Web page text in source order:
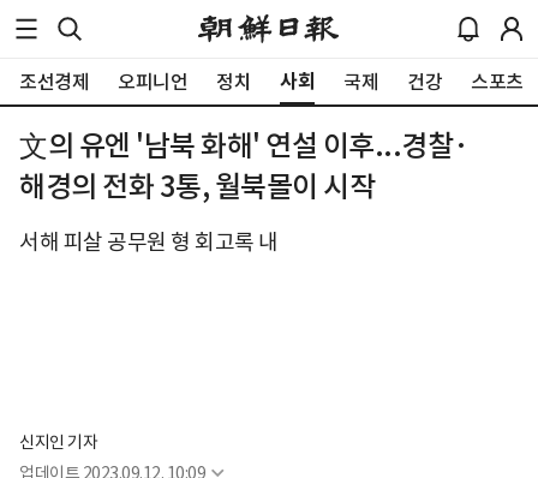
조선경제 오피니언 정치 사회 국제 건강 스포츠
文의 유엔 '남북 화해' 연설 이후...경찰·
해경의 전화 3통, 월북몰이 시작
서해 피살 공무원 형 회고록 내
신지인 기자
업데이트 2023.09.12. 10:09